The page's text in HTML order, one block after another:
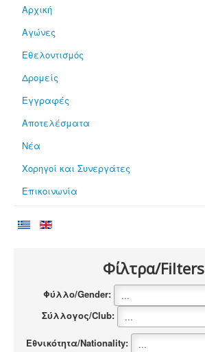
Αρχική
Αγώνες
Εθελοντισμός
Δρομείς
Εγγραφές
Αποτελέσματα
Νέα
Χορηγοί και Συνεργάτες
Επικοινωνία
Φίλτρα/Filters
Φύλλο/Gender:
Σύλλογος/Club:
Εθνικότητα/Nationality: